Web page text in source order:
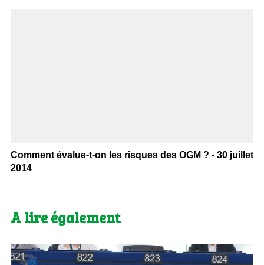
Comment évalue-t-on les risques des OGM ? - 30 juillet
2014
A lire également